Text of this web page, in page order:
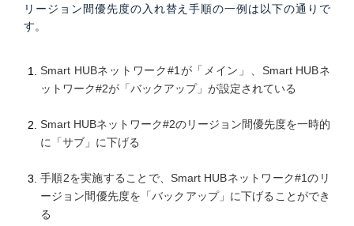
リージョン間優先度の入れ替え手順の一例は以下の通りで
す。
Smart HUBネットワーク#1が「メイン」、Smart HUBネ
ットワーク#2が「バックアップ」が設定されている
Smart HUBネットワーク#2のリージョン間優先度を一時的
に「サブ」に下げる
手順2を実施することで、Smart HUBネットワーク#1のリ
ージョン間優先度を「バックアップ」に下げることができ
る